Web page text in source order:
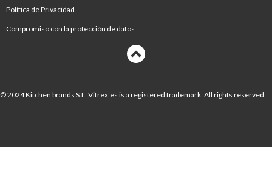
Política de Privacidad
Compromiso con la protección de datos
© 2024 Kitchen brands S.L. Vitrex.es is a registered trademark. All rights reserved.